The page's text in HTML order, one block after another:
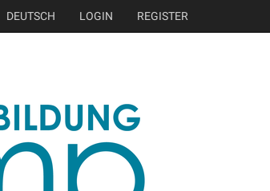
DEUTSCH LOGIN REGISTER